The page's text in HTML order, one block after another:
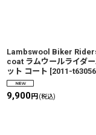
Lambswool Biker
coat ラムウールライダー
ット コート [2011-
9,900円 (税込)